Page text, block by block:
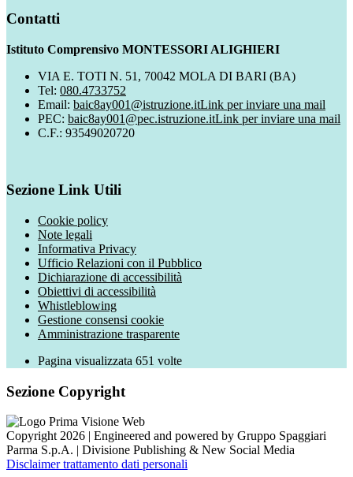
Contatti
Istituto Comprensivo MONTESSORI ALIGHIERI
VIA E. TOTI N. 51, 70042 MOLA DI BARI (BA)
Tel: 080.4733752
Email: baic8ay001@istruzione.itLink per inviare una mail
PEC: baic8ay001@pec.istruzione.itLink per inviare una mail
C.F.: 93549020720
Sezione Link Utili
Cookie policy
Note legali
Informativa Privacy
Ufficio Relazioni con il Pubblico
Dichiarazione di accessibilità
Obiettivi di accessibilità
Whistleblowing
Gestione consensi cookie
Amministrazione trasparente
Pagina visualizzata 651 volte
Sezione Copyright
Copyright 2026 | Engineered and powered by Gruppo Spaggiari
Parma S.p.A. | Divisione Publishing & New Social Media
Disclaimer trattamento dati personali